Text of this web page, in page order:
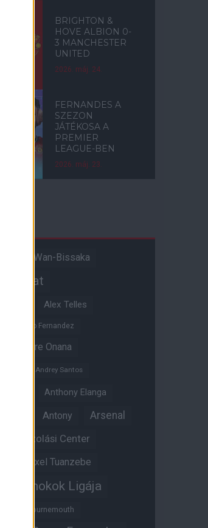
BRIGHTON &
HOVE ALBION 0-
3 MANCHESTER
UNITED
2026. máj. 24.
FERNANDES A
SZEZON
JÁTÉKOSA A
PREMIER
LEAGUE-BEN
2026. máj. 23.
Aaron Wan-Bissaka
csapat
Alex Telles
Alvaro Fernandez
Andre Onana
Andrey Santos
Anthony Elanga
Antony Arsenal
Átigazolási Center
Axel Tuanzebe
Bajnokok Ligája
Bournemouth